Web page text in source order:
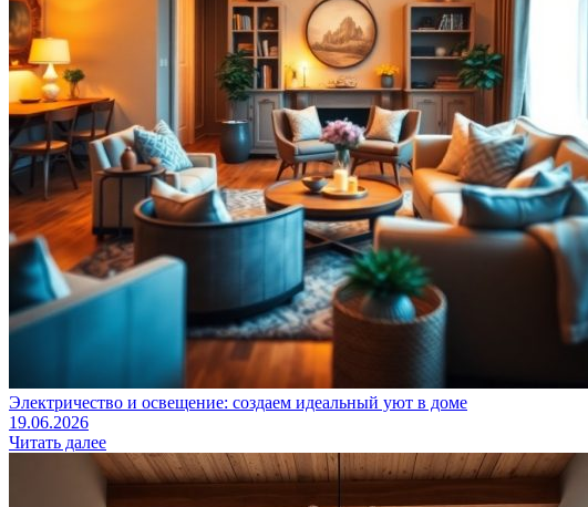
Электричество и освещение: создаем идеальный уют в доме
19.06.2026
Читать далее